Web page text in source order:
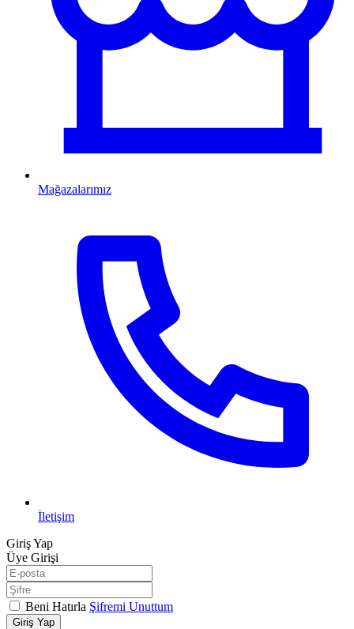
Mağazalarımız
İletişim
Giriş Yap
Üye Girişi
Beni Hatırla Şifremi Unuttum
Giriş Yap